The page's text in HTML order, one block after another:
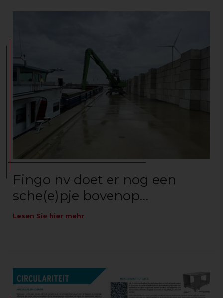
Fingo nv doet er nog een
sche(e)pje bovenop…
Lesen Sie hier mehr